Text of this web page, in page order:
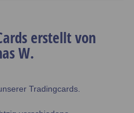
erstellt von
W.
Tradingcards.